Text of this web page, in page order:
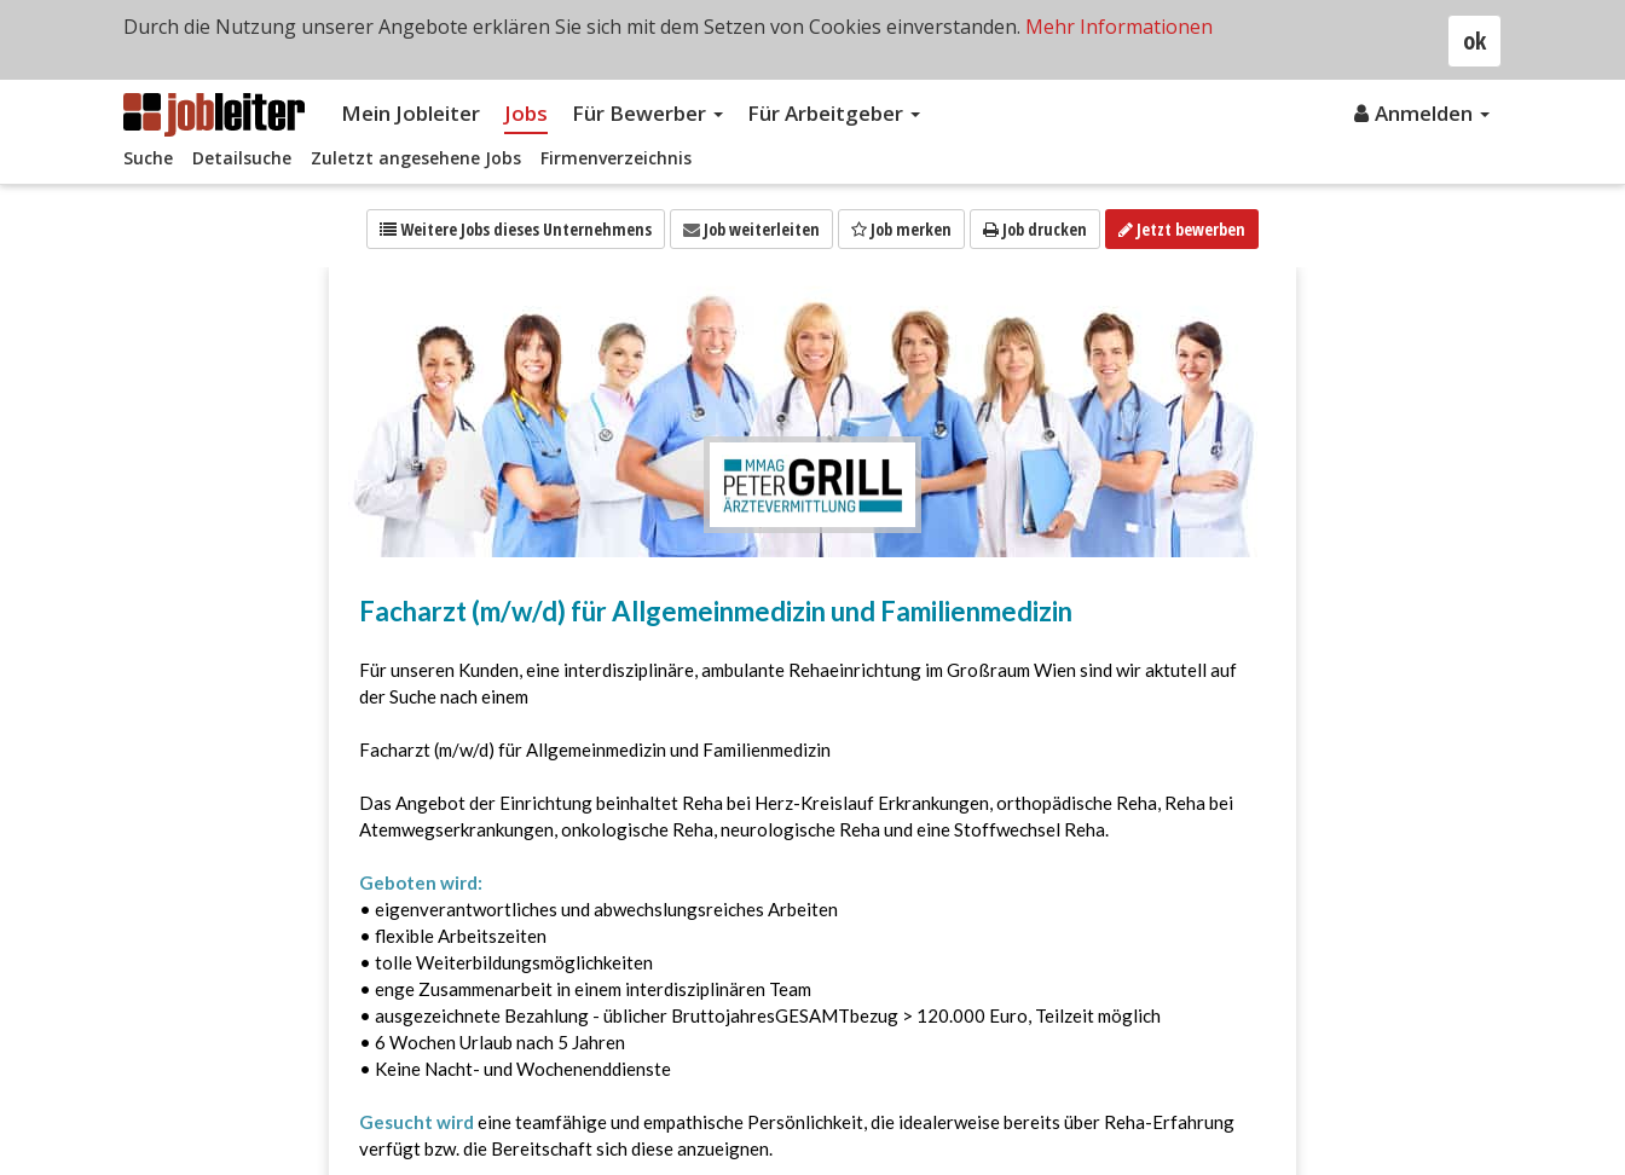
Mein Jobleiter Jobs Für Bewerber Für Arbeitgeber Anmelden
Suche Detailsuche Zuletzt angesehene Jobs Firmenverzeichnis
Weitere Jobs dieses Unternehmens Job weiterleiten Job merken Job drucken Jetzt bewerben
ok
Durch die Nutzung unserer Angebote erklären Sie sich mit dem Setzen von Cookies einverstanden. Mehr Informationen